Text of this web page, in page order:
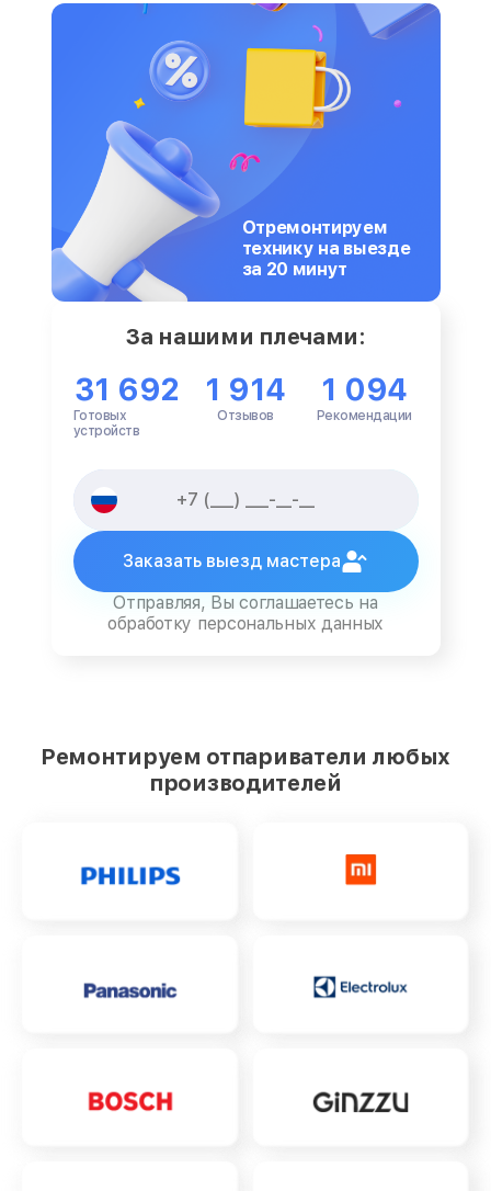
Отремонтируем
технику на выезде
за 20 минут
За нашими плечами:
31 692
Готовых
устройств
1 914
Отзывов
1 094
Рекомендации
Заказать выезд мастера
Отправляя, Вы соглашаетесь на
обработку персональных данных
Ремонтируем отпариватели любых
производителей